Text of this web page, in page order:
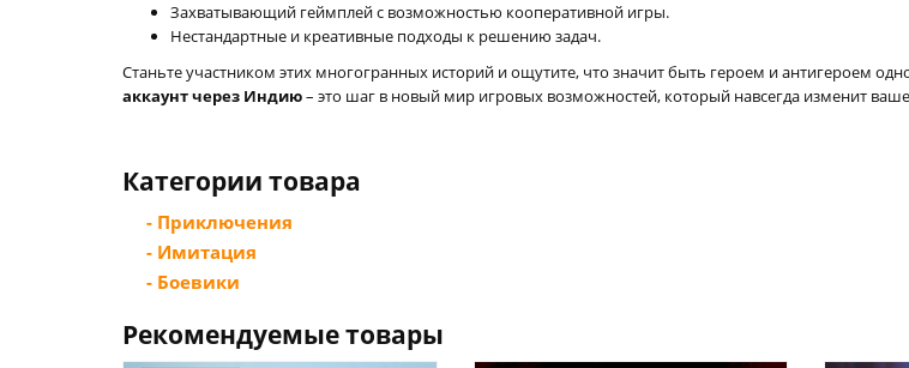
Захватывающий геймплей с возможностью кооперативной игры.
Нестандартные и креативные подходы к решению задач.
Станьте участником этих многогранных историй и ощутите, что значит быть героем и антигероем
аккаунт через Индию– это шаг в новый мир игровых возможностей, который навсегда изменит
Категории товара
- Приключения
- Имитация
- Боевики
Рекомендуемые товары